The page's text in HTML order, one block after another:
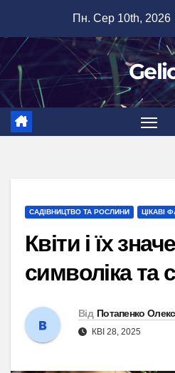
вмісту
Пн. Сер 10th, 2026
САДІВНИЦТВО ТА РОСЛИНИ ЦІКАВІ
Квіти і їх
символіка та
Від Потапенко
КВІ 28, 2025